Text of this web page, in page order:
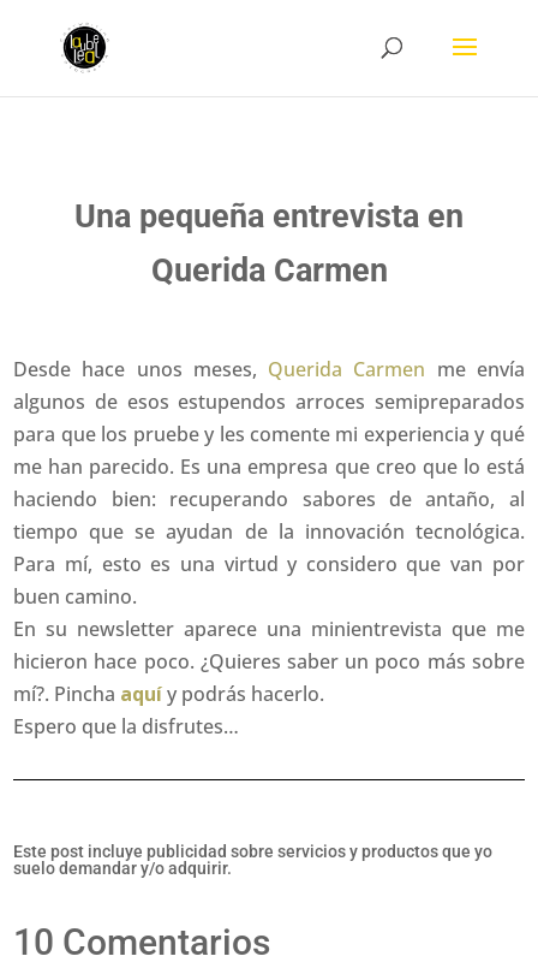
Una pequeña entrevista en
Querida Carmen
Desde hace unos meses, Querida Carmen me envía
algunos de esos estupendos arroces semipreparados
para que los pruebe y les comente mi experiencia y qué
me han parecido. Es una empresa que creo que lo está
haciendo bien: recuperando sabores de antaño, al
tiempo que se ayudan de la innovación tecnológica.
Para mí, esto es una virtud y considero que van por
buen camino.
En su newsletter aparece una minientrevista que me
hicieron hace poco. ¿Quieres saber un poco más sobre
mí?. Pincha aquíy podrás hacerlo.
Espero que la disfrutes…
Este post incluye publicidad sobre servicios y productos que yo
suelo demandar y/o adquirir.
10 Comentarios